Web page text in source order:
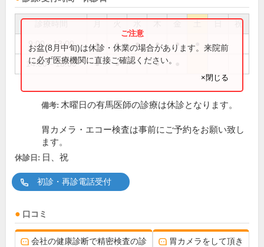
祝
9:00～13:00 ● ● ● ● ●
14:00～18:00 ● ● ●
お盆(8月中旬)は休診・休業の場合があります。来院前
に必ず医療機関に直接ご確認ください。
×閉じる
備考: 木曜日の有馬医師の診療は休診となります。
胃カメラ・エコー検査は事前にご予約をお願い致し
ます。
休診日: 日、祝
初診・再診電話受付
口コミ
会社の健康診断で精密検査の診
胃カメラをして頂き